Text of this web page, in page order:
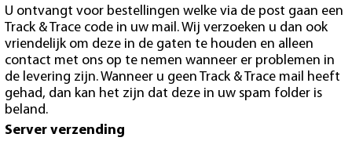
U ontvangt voor bestellingen welke via de post gaan een
Track & Trace code in uw mail. Wij verzoeken u dan ook
vriendelijk om deze in de gaten te houden en alleen
contact met ons op te nemen wanneer er problemen in
de levering zijn. Wanneer u geen Track & Trace mail heeft
gehad, dan kan het zijn dat deze in uw spam folder is
beland.
Server verzending